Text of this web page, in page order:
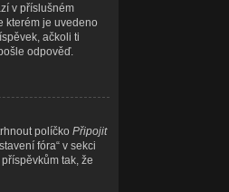
v příslušném
kterém je uvedeno
ačkoli ti
odpověď.
políčko Připojit
fóra“ v sekci
tak, že